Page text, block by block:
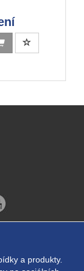
a produkty.